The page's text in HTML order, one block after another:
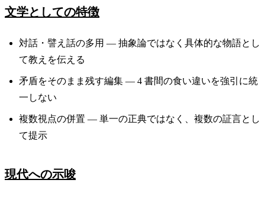
文学としての特徴
対話・譬え話の多用 — 抽象論ではなく具体的な物語とし
て教えを伝える
矛盾をそのまま残す編集 — 4 書間の食い違いを強引に統
一しない
複数視点の併置 — 単一の正典ではなく、複数の証言とし
て提示
現代への示唆